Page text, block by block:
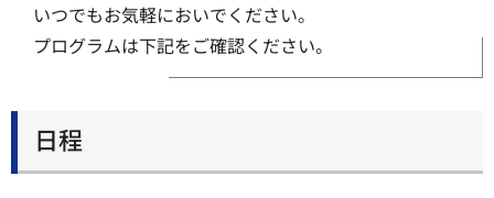
いつでもお気軽においでください。
プログラムは下記をご確認ください。
日程